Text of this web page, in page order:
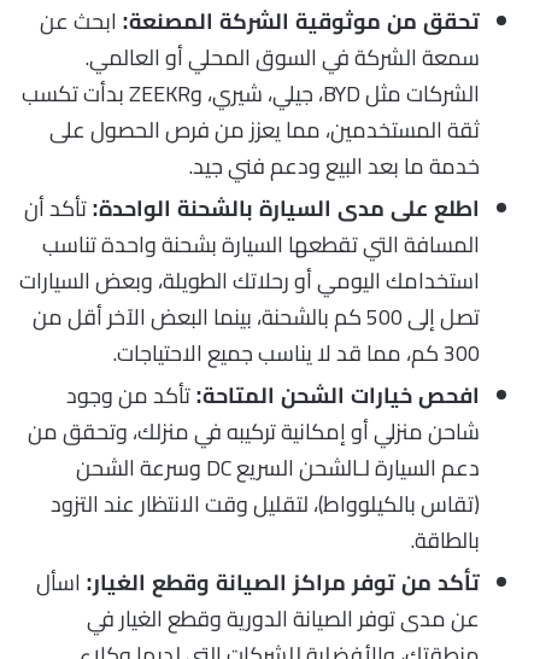
تحقق من موثوقية الشركة المصنعة: ابحث عن
سمعة الشركة في السوق المحلي أو العالمي.
الشركات مثل BYD، جيلي، شيري، وZEEKR بدأت تكسب
ثقة المستخدمين، مما يعزز من فرص الحصول على
خدمة ما بعد البيع ودعم فني جيد.
اطلع على مدى السيارة بالشحنة الواحدة: تأكد أن
المسافة التي تقطعها السيارة بشحنة واحدة تناسب
استخدامك اليومي أو رحلاتك الطويلة، وبعض السيارات
تصل إلى 500 كم بالشحنة، بينما البعض الآخر أقل من
300 كم، مما قد لا يناسب جميع الاحتياجات.
افحص خيارات الشحن المتاحة: تأكد من وجود
شاحن منزلي أو إمكانية تركيبه في منزلك، وتحقق من
دعم السيارة لـالشحن السريع DC وسرعة الشحن
(تقاس بالكيلوواط)، لتقليل وقت الانتظار عند التزود
بالطاقة.
تأكد من توفر مراكز الصيانة وقطع الغيار: اسأل
عن مدى توفر الصيانة الدورية وقطع الغيار في